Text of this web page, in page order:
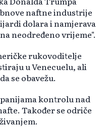
naftne industrije
dolara i namjerava
neodređeno vrijeme".
rukovoditelje
u Venecuelu, ali
se obavežu.
kontrolu nad
Također se odriče